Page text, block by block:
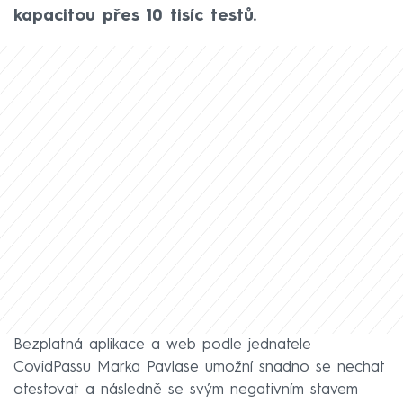
kapacitou přes 10 tisíc testů.
Bezplatná aplikace a web podle jednatele
CovidPassu Marka Pavlase umožní snadno se nechat
otestovat a následně se svým negativním stavem